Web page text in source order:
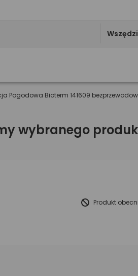
Pogodowa Bioterm 141609
wybranego
Produkt